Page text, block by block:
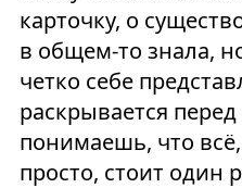
карточку, о
в общем-то знала,
четко себе
раскрывается
понимаешь, что
просто, стоит один